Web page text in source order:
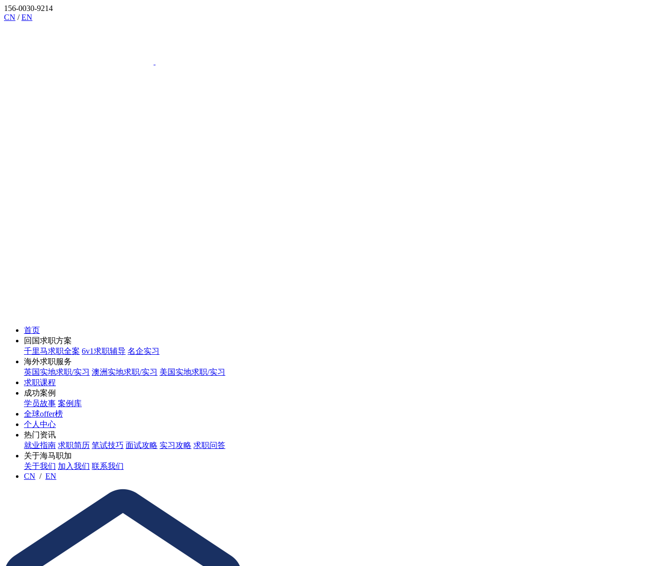
156-0030-9214
CN /EN
首页
回国求职方案
千里马求职全案 6v1求职辅导 名企实习
海外求职服务
英国实地求职/实习 澳洲实地求职/实习 美国实地求职/实习
求职课程
成功案例
学员故事 案例库
全球offer榜
个人中心
热门资讯
就业指南 求职简历 笔试技巧 面试攻略 实习攻略 求职问答
关于海马职加
关于我们 加入我们 联系我们
CN / EN